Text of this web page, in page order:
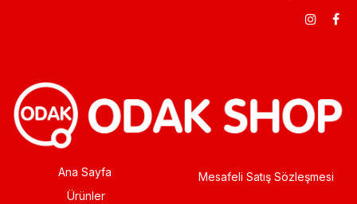
Ana Sayfa
Ürünler
Mesafeli Satış Sözleşmesi